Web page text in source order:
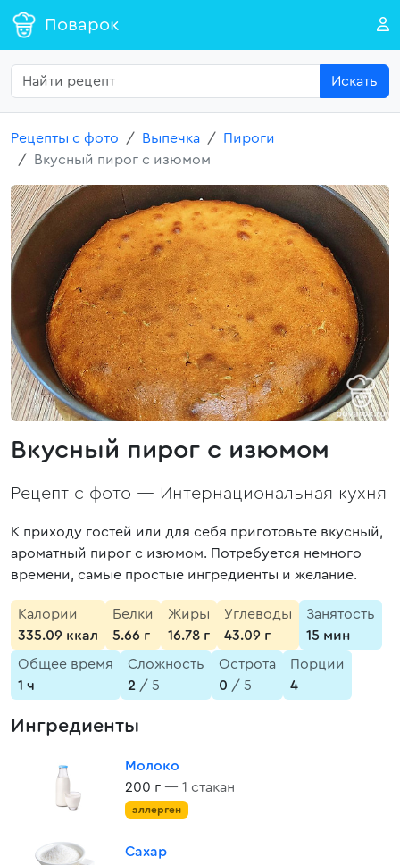
Поварок
Искать
Рецепты с фото Выпечка
Пироги
Вкусный пирог с изюмом
Вкусный пирог с изюмом
Рецепт с фото — Интернациональная кухня
К приходу гостей или для себя приготовьте вкусный,
ароматный пирог с изюмом. Потребуется немного
времени, самые простые ингредиенты и желание.
Калории
335.09 ккал
Белки
5.66 г
Жиры
16.78 г
Углеводы
43.09 г
Занятость
15 мин
Общее время
1 ч
Сложность
2 / 5
Острота
0 / 5
Порции
4
Ингредиенты
Молоко
200 г — 1 стакан
аллерген
Сахар